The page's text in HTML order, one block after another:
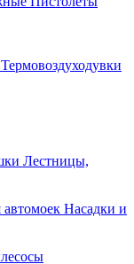
Термовоздуходувки
Лестницы,
Насадки и